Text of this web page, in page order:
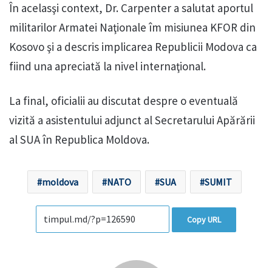
În acelasşi context, Dr. Carpenter a salutat aportul
militarilor Armatei Naţionale îm misiunea KFOR din
Kosovo şi a descris implicarea Republicii Modova ca
fiind una apreciată la nivel internaţional.
La final, oficialii au discutat despre o eventuală
vizită a asistentului adjunct al Secretarului Apărării
al SUA în Republica Moldova.
moldova NATO SUA SUMIT
Copy URL